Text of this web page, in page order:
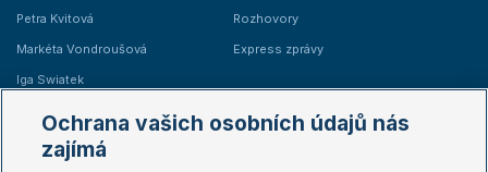
Petra Kvitová
Markéta Vondroušová
Iga Swiatek
Rozhovory
Express zprávy
Žebříčky
Ochrana vašich osobních údajů nás
zajímá